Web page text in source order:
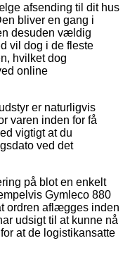
afsending til dit hus
bliver en gang i
desuden vældig
vil dog i de fleste
hvilket dog
online
er naturligvis
varen inden for få
vigtigt at du
ved det
på blot en enkelt
Gymleco 880
ordren aflægges inden
udsigt til at kunne nå
at de logistikansatte